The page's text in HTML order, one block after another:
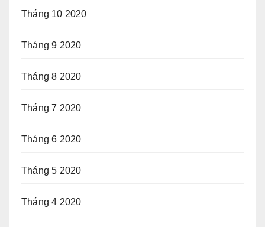
Tháng 10 2020
Tháng 9 2020
Tháng 8 2020
Tháng 7 2020
Tháng 6 2020
Tháng 5 2020
Tháng 4 2020